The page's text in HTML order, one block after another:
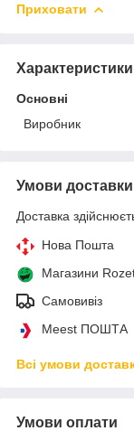
Приховати
Характеристики
Основні
Виробник
Умови доставки
Доставка
Нова Пошта
Магазини
Самовивіз
Meest ПОШТА
Всі умови
Умови оплати